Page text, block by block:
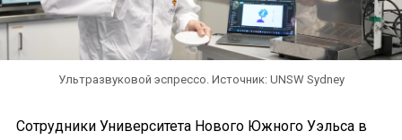
Ультразвуковой эспрессо. Источник: UNSW Sydney
Сотрудники Университета Нового Южного Уэльса в